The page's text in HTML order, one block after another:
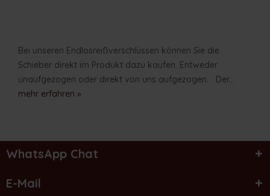
Bei unseren Endlosreißverschlüssen können Sie die
Schieber direkt im Produkt dazu kaufen. Entweder
unaufgezogen oder direkt von uns aufgezogen. Der...
mehr erfahren »
WhatsApp Chat
E-Mail